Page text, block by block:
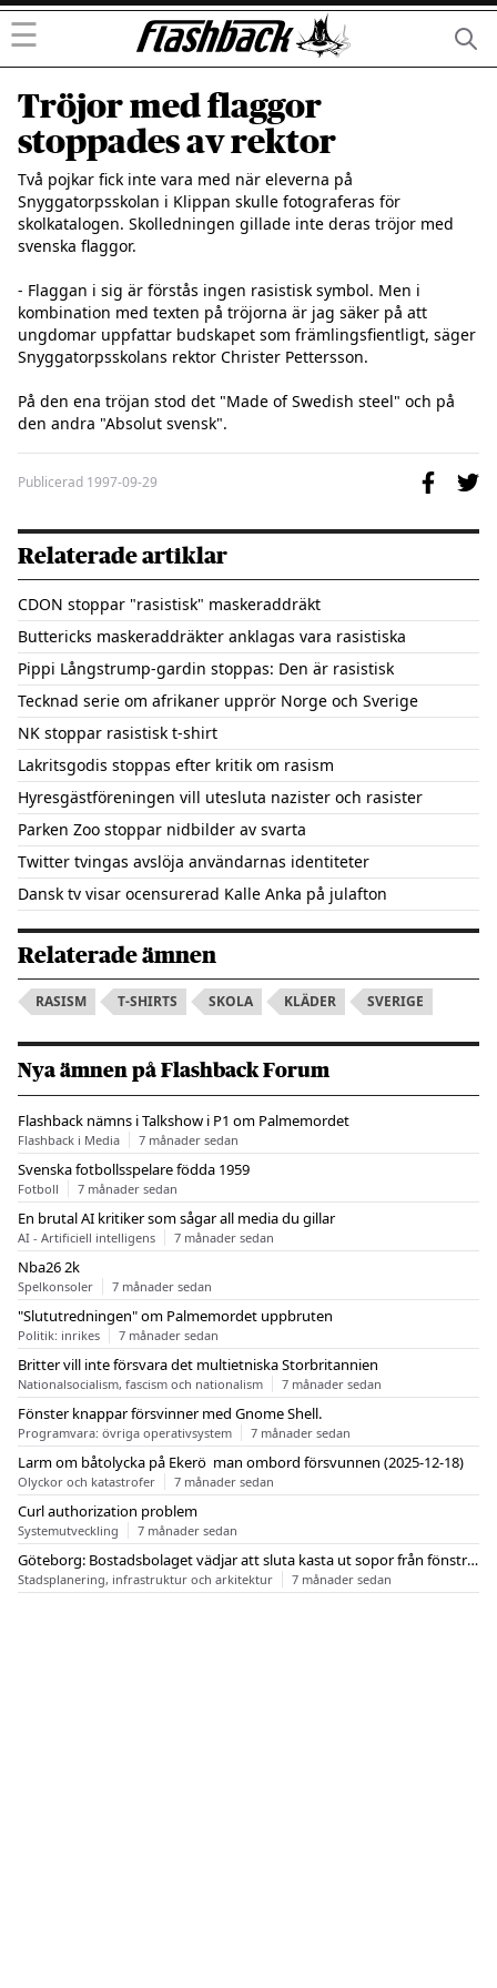
☰
Tröjor med flaggor
stoppades av rektor
Två pojkar fick inte vara med när eleverna på
Snyggatorpsskolan i Klippan skulle fotograferas för
skolkatalogen. Skolledningen gillade inte deras tröjor med
svenska flaggor.
- Flaggan i sig är förstås ingen rasistisk symbol. Men i
kombination med texten på tröjorna är jag säker på att
ungdomar uppfattar budskapet som främlingsfientligt, säger
Snyggatorpsskolans rektor Christer Pettersson.
På den ena tröjan stod det "Made of Swedish steel" och på
den andra "Absolut svensk".
Publicerad 1997-09-29
Relaterade artiklar
CDON stoppar "rasistisk" maskeraddräkt
Buttericks maskeraddräkter anklagas vara rasistiska
Pippi Långstrump-gardin stoppas: Den är rasistisk
Tecknad serie om afrikaner upprör Norge och Sverige
NK stoppar rasistisk t-shirt
Lakritsgodis stoppas efter kritik om rasism
Hyresgästföreningen vill utesluta nazister och rasister
Parken Zoo stoppar nidbilder av svarta
Twitter tvingas avslöja användarnas identiteter
Dansk tv visar ocensurerad Kalle Anka på julafton
Relaterade ämnen
RASISM T-SHIRTS SKOLA KLÄDER SVERIGE
Nya ämnen på Flashback Forum
Flashback nämns i Talkshow i P1 om Palmemordet
Flashback i Media 7 månader sedan
Svenska fotbollsspelare födda 1959
Fotboll 7 månader sedan
En brutal AI kritiker som sågar all media du gillar
AI - Artificiell intelligens 7 månader sedan
Nba26 2k
Spelkonsoler 7 månader sedan
"Slututredningen" om Palmemordet uppbruten
Politik: inrikes 7 månader sedan
Britter vill inte försvara det multietniska Storbritannien
Nationalsocialism, fascism och nationalism 7 månader sedan
Fönster knappar försvinner med Gnome Shell.
Programvara: övriga operativsystem 7 månader sedan
Larm om båtolycka på Ekerö  man ombord försvunnen (2025-12-18)
Olyckor och katastrofer 7 månader sedan
Curl authorization problem
Systemutveckling 7 månader sedan
Göteborg: Bostadsbolaget vädjar att sluta kasta ut sopor från fönstren
Stadsplanering, infrastruktur och arkitektur 7 månader sedan